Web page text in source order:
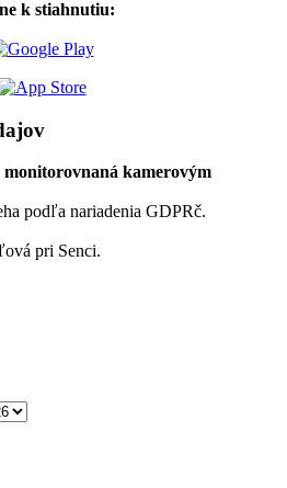
k stiahnutiu:
kamerovým
podľa nariadenia GDPRč.
pri Senci.